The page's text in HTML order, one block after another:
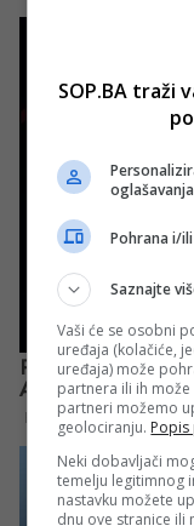
SOP.BA traži
Pohrana i/
Saznajte
Vaši će se osobni
uređaja (kolačiće,
uređaja) može
partnera ili ih
partneri možemo
geolociranju. Popis
Neki dobavljači
temelju legitimnog
nastavku možete
dnu ove stranice ili